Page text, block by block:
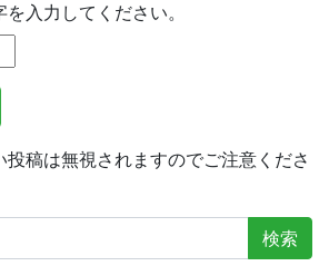
入力してください。
投稿は無視されますのでご注意くださ